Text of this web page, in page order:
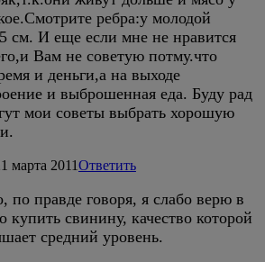
ребра:у молодой
см. И еще если мне не нравится
Вам не советую потму.что
и деньги,а на выходе
и выброшенная еда. Буду рад
мои советы выбрать хорошую
марта 2011Ответить
правде говоря, я слабо верю в
купить свинину, качество которой
средний уровень.